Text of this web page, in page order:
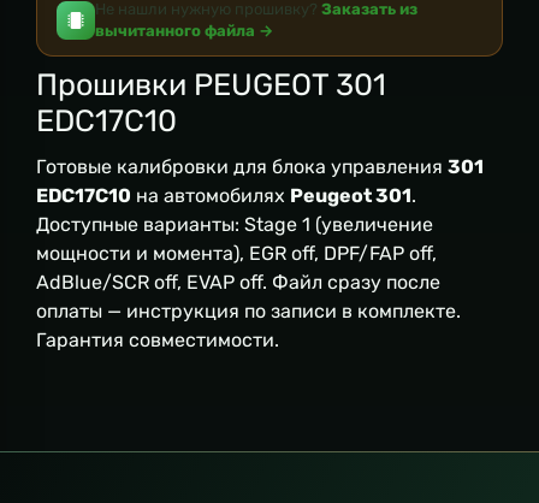
Не нашли нужную прошивку? Заказать из
вычитанного файла →
Прошивки PEUGEOT 301
EDC17C10
Готовые калибровки для блока управления 301
EDC17C10 на автомобилях Peugeot 301.
Доступные варианты: Stage 1 (увеличение
мощности и момента), EGR off, DPF/FAP off,
AdBlue/SCR off, EVAP off. Файл сразу после
оплаты — инструкция по записи в комплекте.
Гарантия совместимости.